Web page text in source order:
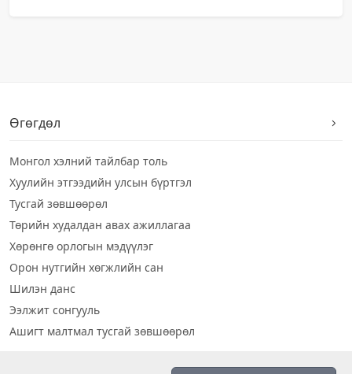
Өгөгдөл
Монгол хэлний тайлбар толь
Хуулийн этгээдийн улсын бүртгэл
Тусгай зөвшөөрөл
Төрийн худалдан авах ажиллагаа
Хөрөнгө орлогын мэдүүлэг
Орон нутгийн хөгжлийн сан
Шилэн данс
Ээлжит сонгууль
Ашигт малтмал тусгай зөвшөөрөл